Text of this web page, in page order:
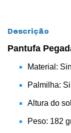
Descrição
Pantufa
Material:
Palmilha:
Altura do
Peso: 182